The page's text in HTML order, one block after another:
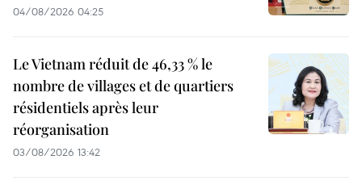
04/08/2026 04:25
Le Vietnam réduit de 46,33 % le
nombre de villages et de quartiers
résidentiels après leur
réorganisation
03/08/2026 13:42